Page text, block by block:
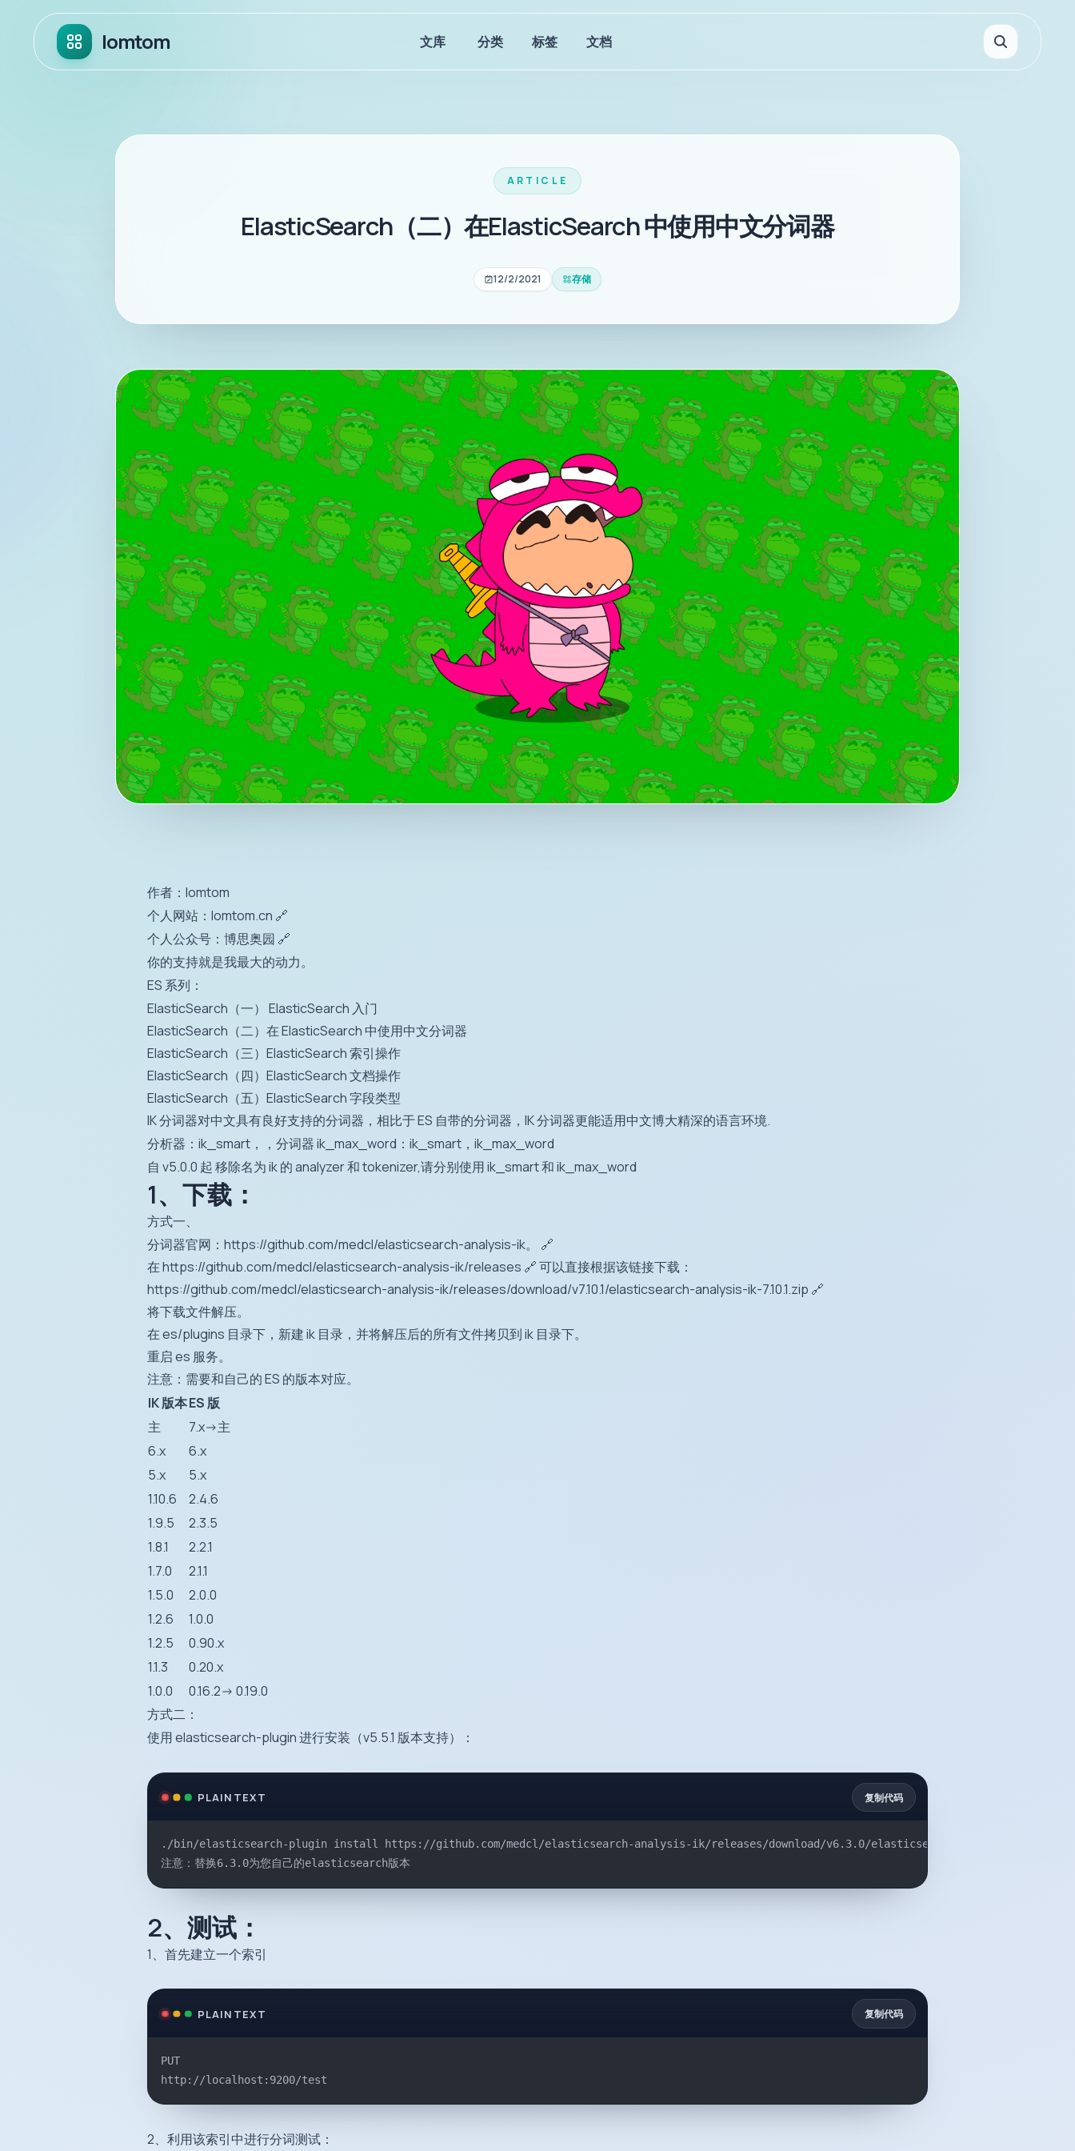
lomtom 文库 分类 标签 文档
ARTICLE
ElasticSearch（二）在ElasticSearch 中使用中文分词器
12/2/2021 存储
作者：lomtom
个人网站： lomtom.cn 🔗
个人公众号： 博思奥园 🔗
你的支持就是我最大的动力。
ES 系列：
ElasticSearch（一） ElasticSearch 入门
ElasticSearch（二）在 ElasticSearch 中使用中文分词器
ElasticSearch（三）ElasticSearch 索引操作
ElasticSearch（四）ElasticSearch 文档操作
ElasticSearch（五）ElasticSearch 字段类型
IK 分词器对中文具有良好支持的分词器，相比于 ES 自带的分词器，IK 分词器更能适用中文博大精深的语言环境.
分析器：ik_smart，，分词器 ik_max_word：ik_smart，ik_max_word
自 v5.0.0 起 移除名为 ik 的 analyzer 和 tokenizer,请分别使用 ik_smart 和 ik_max_word
1、下载：
方式一、
分词器官网： https://github.com/medcl/elasticsearch-analysis-ik。
🔗
在https://github.com/medcl/elasticsearch-analysis-ik/releases 🔗可以直接根据该链接下载：
https://github.com/medcl/elasticsearch-analysis-ik/releases/download/v7.10.1/elasticsearch-analysis-ik-7.10.1.zip 🔗
将下载文件解压。
在 es/plugins 目录下，新建 ik 目录，并将解压后的所有文件拷贝到 ik 目录下。
重启 es 服务。
注意：需要和自己的 ES 的版本对应。
IK 版本ES 版
主
7.x->主
6.x
6.x
5.x
5.x
1.10.6
2.4.6
1.9.5
2.3.5
1.8.1
2.2.1
1.7.0
2.1.1
1.5.0
2.0.0
1.2.6
1.0.0
1.2.5
0.90.x
1.1.3
0.20.x
1.0.0
0.16.2-> 0.19.0
方式二：
使用 elasticsearch-plugin 进行安装（v5.5.1 版本支持）：
PLAINTEXT 复制代码
./bin/elasticsearch-plugin install https://github.com/medcl/elasticsearch-analysis-ik/releases/download/v6.3.0/elasticsearch-analysis-ik-
注意：替换6.3.0为您自己的elasticsearch版本
2、测试：
1、首先建立一个索引
PLAINTEXT 复制代码
PUT
http://localhost:9200/test
2、利用该索引中进行分词测试：